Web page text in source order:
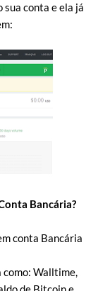
conta e ela já
Bancária?
conta Bancária
como: Walltime,